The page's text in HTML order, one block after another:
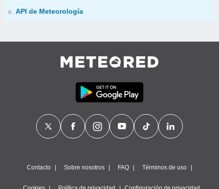
API de Meteorología
Contacto Sobre nosotros FAQ Términos de uso